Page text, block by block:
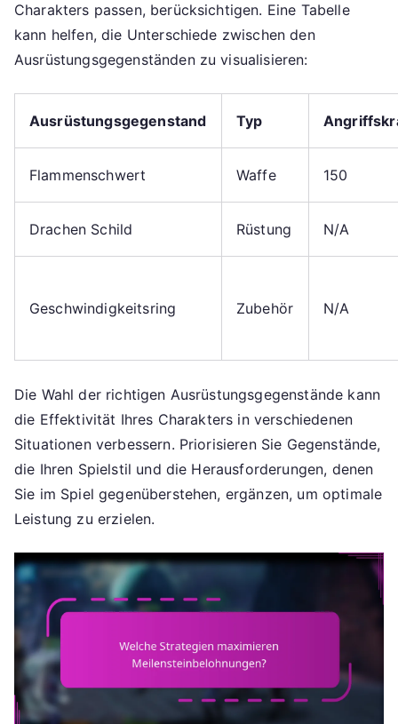
Charakters passen, berücksichtigen. Eine Tabelle
kann helfen, die Unterschiede zwischen den
Ausrüstungsgegenständen zu visualisieren:
Ausrüstungsgegenstand Typ
Flammenschwert Waffe 150
Drachen Schild Rüstung N/A
Geschwindigkeitsring Zubehör N/A
Die Wahl der richtigen Ausrüstungsgegenstände kann
die Effektivität Ihres Charakters in verschiedenen
Situationen verbessern. Priorisieren Sie Gegenstände,
die Ihren Spielstil und die Herausforderungen, denen
Sie im Spiel gegenüberstehen, ergänzen, um optimale
Leistung zu erzielen.